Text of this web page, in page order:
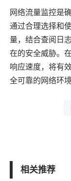
网络流量监控是
通过合理选择和
量，结合查阅日
在的安全威胁。
响应速度，将有
全可靠的网络环境
相关推荐